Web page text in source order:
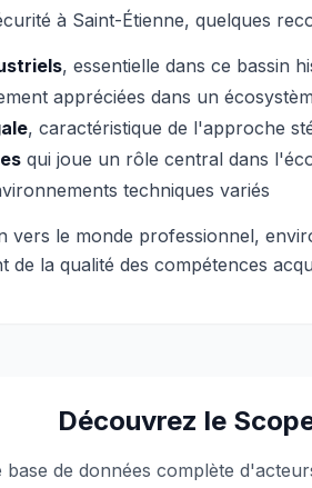
à Saint-Étienne, quelques
, essentielle dans ce bassin
appréciées dans un
, caractéristique de l'approche
qui joue un rôle central dans
techniques variés
le monde professionnel,
la qualité des compétences
Découvrez le
de données complète